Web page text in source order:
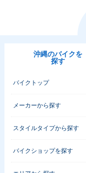
沖縄のバイクを
探す
バイクトップ
メーカーから探す
スタイルタイプから探す
バイクショップを探す